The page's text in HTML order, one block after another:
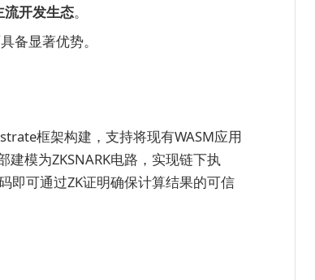
流开发生态。
备显著优势。
框架构建，支持将现有WASM应用
模为ZKSNARK电路，实现链下执
即可通过ZK证明确保计算结果的可信